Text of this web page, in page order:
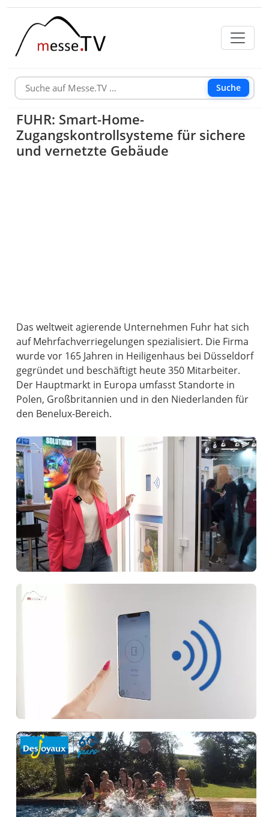
Suche
FUHR: Smart-Home-
Zugangskontrollsysteme für sichere
und vernetzte Gebäude
Das weltweit agierende Unternehmen Fuhr hat sich
auf Mehrfachverriegelungen spezialisiert. Die Firma
wurde vor 165 Jahren in Heiligenhaus bei Düsseldorf
gegründet und beschäftigt heute 350 Mitarbeiter.
Der Hauptmarkt in Europa umfasst Standorte in
Polen, Großbritannien und in den Niederlanden für
den Benelux-Bereich.